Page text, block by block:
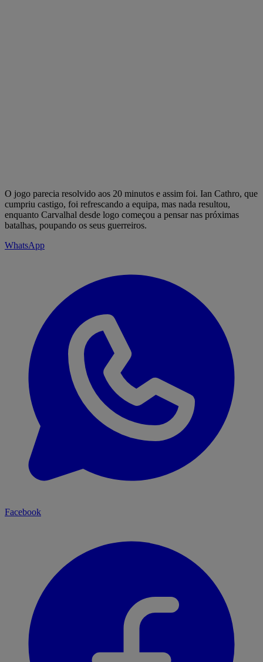
O jogo parecia resolvido aos 20 minutos e assim foi. Ian Cathro, que
cumpriu castigo, foi refrescando a equipa, mas nada resultou,
enquanto Carvalhal desde logo começou a pensar nas próximas
batalhas, poupando os seus guerreiros.
WhatsApp
Facebook